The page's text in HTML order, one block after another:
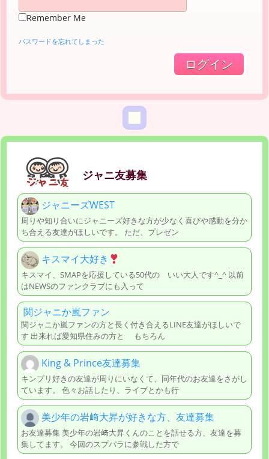
Remember Me
パスワードを忘れてしまった
ジャニ友募集
ジャニーズWEST
周りや知り合いにジャニーズ好きな方が少なく喜びや感動を分か
ち合える友達がほしいです。 ただ、プレゼン
キスマイ大好き
キスマイ、SMAPを応援している50代の いい大人です^_^ 以前
はNEWSのファンクラブにも入って
関ジャニか嵐ファン
関ジャニか嵐ファンの方と長く付き合えるLINE友達がほしいで
す 出来れば愛知県住みの方と もちろん
King & Prince友達募集
キンプリ好きの友達が周りにいなくて、同年代のお友達をさがし
ています。 色々お話したり、ライブとかも行
美少年の岩﨑大昇が好きな方、友達募集
お友達募集 美少年の岩﨑大昇くんのことを話せる方、友達を募
集してます。 今回のスプパラに参戦した方で